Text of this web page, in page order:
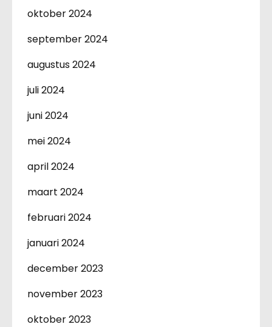
oktober 2024
september 2024
augustus 2024
juli 2024
juni 2024
mei 2024
april 2024
maart 2024
februari 2024
januari 2024
december 2023
november 2023
oktober 2023